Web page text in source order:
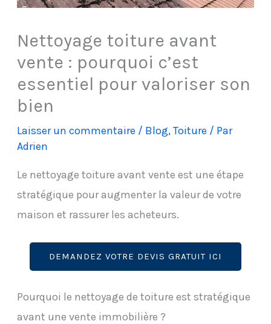
Nettoyage toiture avant
vente : pourquoi c’est
essentiel pour valoriser son
bien
Laisser un commentaire / Blog,Toiture / Par
Adrien
Le nettoyage toiture avant vente est une étape
stratégique pour augmenter la valeur de votre
maison et rassurer les acheteurs.
DEMANDEZ VOTRE DEVIS GRATUIT ICI
Pourquoi le nettoyage de toiture est stratégique
avant une vente immobilière ?